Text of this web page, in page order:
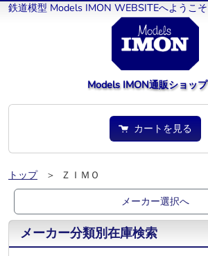
鉄道模型 Models IMON WEBSITEへようこそ
Models IMON通販ショップ
カートを見る
トップ
＞ ＺＩＭＯ
メーカー選択へ
メーカー分類別在庫検索